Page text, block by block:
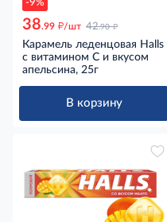
-9%
38.99 д/шт 42.90 д
Карамель леденцовая Halls
с витамином С и вкусом
апельсина, 25г
В корзину